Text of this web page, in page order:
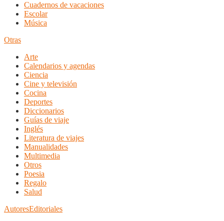
Cuadernos de vacaciones
Escolar
Música
Otras
Arte
Calendarios y agendas
Ciencia
Cine y televisión
Cocina
Deportes
Diccionarios
Guías de viaje
Inglés
Literatura de viajes
Manualidades
Multimedia
Otros
Poesia
Regalo
Salud
AutoresEditoriales